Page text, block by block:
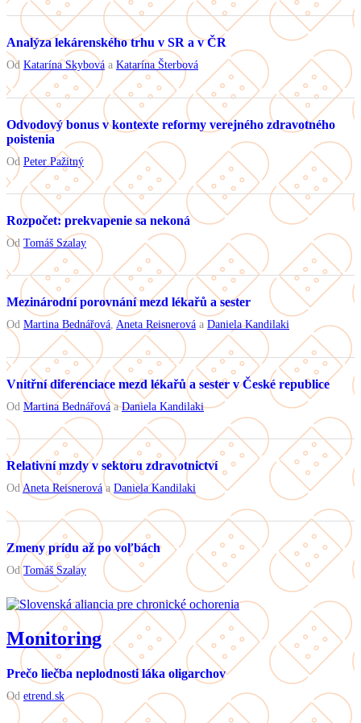
Analýza lekárenského trhu v SR a v ČR
Od Katarína Skybová a Katarína Šterbová
Odvodový bonus v kontexte reformy verejného zdravotného
poistenia
Od Peter Pažitný
Rozpočet: prekvapenie sa nekoná
Od Tomáš Szalay
Mezinárodní porovnání mezd lékařů a sester
Od Martina Bednářová, Aneta Reisnerová a Daniela Kandilaki
Vnitřní diferenciace mezd lékařů a sester v České republice
Od Martina BednářováaDaniela Kandilaki
Relativní mzdy v sektoru zdravotnictví
OdAneta Reisnerováa Daniela Kandilaki
Zmeny prídu až po voľbách
Od Tomáš Szalay
Monitoring
Prečo liečba neplodnosti láka oligarchov
Od etrend.sk